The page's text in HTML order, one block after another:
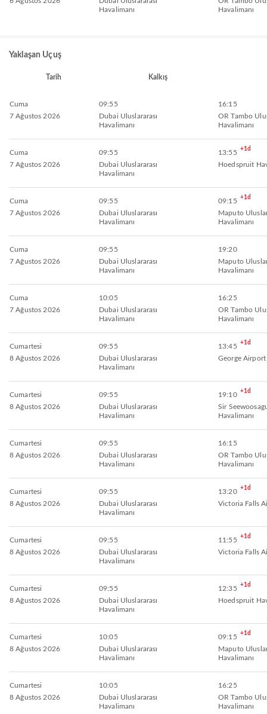
Havalimanı
Havalimanı
Yaklaşan Uçuş
Tarih Kalkış
Cuma
7 Ağustos 2026
09:55
Dubai Uluslararası
Havalimanı
16:15
OR Tambo
Havalimanı
Cuma
7 Ağustos 2026
09:55
Dubai Uluslararası
Havalimanı
13:55 +1d
Hoedspruit
Cuma
7 Ağustos 2026
09:55
Dubai Uluslararası
Havalimanı
09:15 +1d
Maputo
Havalimanı
Cuma
7 Ağustos 2026
09:55
Dubai Uluslararası
Havalimanı
19:20
Maputo
Havalimanı
Cuma
7 Ağustos 2026
10:05
Dubai Uluslararası
Havalimanı
16:25
OR Tambo
Havalimanı
Cumartesi
8 Ağustos 2026
09:55
Dubai Uluslararası
Havalimanı
13:45 +1d
George Airport
Cumartesi
8 Ağustos 2026
09:55
Dubai Uluslararası
Havalimanı
19:10 +1d
Sir
Havalimanı
Cumartesi
8 Ağustos 2026
09:55
Dubai Uluslararası
Havalimanı
16:15
OR Tambo
Havalimanı
Cumartesi
8 Ağustos 2026
09:55
Dubai Uluslararası
Havalimanı
13:20 +1d
Victoria Falls
Cumartesi
8 Ağustos 2026
09:55
Dubai Uluslararası
Havalimanı
11:55 +1d
Victoria Falls
Cumartesi
8 Ağustos 2026
09:55
Dubai Uluslararası
Havalimanı
12:35 +1d
Hoedspruit
Cumartesi
8 Ağustos 2026
10:05
Dubai Uluslararası
Havalimanı
09:15 +1d
Maputo
Havalimanı
Cumartesi
8 Ağustos 2026
10:05
Dubai Uluslararası
Havalimanı
16:25
OR Tambo
Havalimanı